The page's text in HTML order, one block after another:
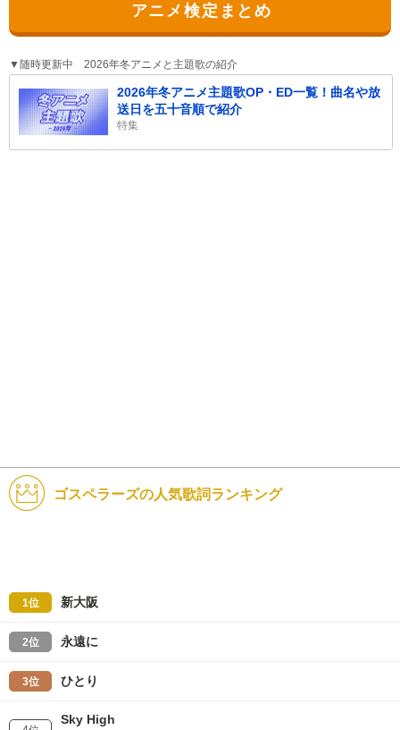
アニメ検定まとめ
▼随時更新中 2026年冬アニメと主題歌の紹介
2026年冬アニメ主題歌OP・ED一覧！曲名や放
送日を五十音順で紹介
特集
ゴスペラーズの人気歌詞ランキング
1位 新大阪
2位 永遠に
3位 ひとり
Sky High